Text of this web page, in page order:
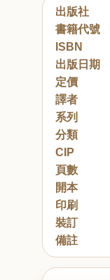
出版社
書籍代號
ISBN
出版日期
定價
譯者
系列
分類
CIP
頁數
開本
印刷
裝訂
備註